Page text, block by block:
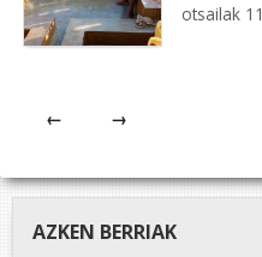
otsailak 11
← →
AZKEN BERRIAK